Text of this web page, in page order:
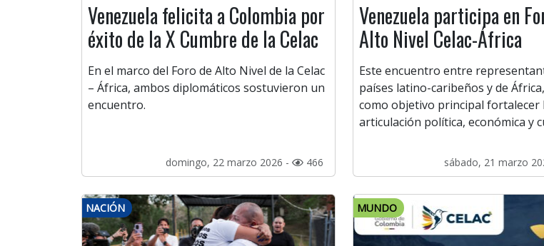
Venezuela felicita a Colombia por
éxito de la X Cumbre de la Celac
En el marco del Foro de Alto Nivel de la Celac
– África, ambos diplomáticos sostuvieron un
encuentro.
domingo, 22 marzo 2026 - 466
Venezuela participa en
Alto Nivel Celac-África
Este encuentro entre
países latino-caribeños y de
como objetivo principal fortalecer
articulación política, económica y
sábado, 21 marzo
NACIÓN MUNDO